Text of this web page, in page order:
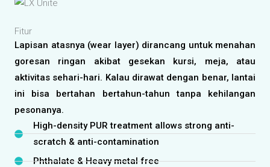
Fitur
Lapisan atasnya (wear layer) dirancang untuk menahan
goresan ringan akibat gesekan kursi, meja, atau
aktivitas sehari-hari. Kalau dirawat dengan benar, lantai
ini bisa bertahan bertahun-tahun tanpa kehilangan
pesonanya.
High-density PUR treatment allows strong anti-
scratch & anti-contamination
Phthalate & Heavy metal free